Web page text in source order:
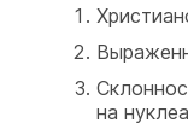
на